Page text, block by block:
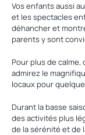
Vos enfants aussi
et les spectacles
déhancher et
parents y sont
Pour plus de
admirez le
locaux pour
Durant la basse
des activités plus
de la sérénité et de